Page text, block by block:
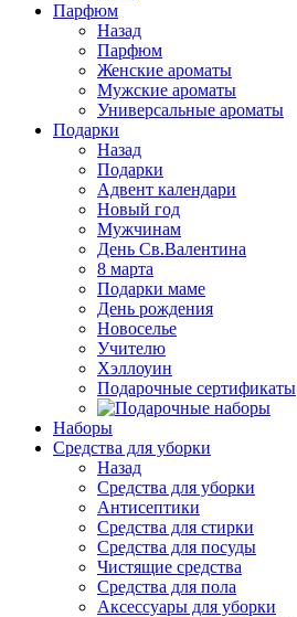
Парфюм
Назад
Парфюм
Женские ароматы
Мужские ароматы
Универсальные ароматы
Подарки
Назад
Подарки
Адвент календари
Новый год
Мужчинам
День Св.Валентина
8 марта
Подарки маме
День рождения
Новоселье
Учителю
Хэллоуин
Подарочные сертификаты
Наборы
Средства для уборки
Назад
Средства для уборки
Антисептики
Средства для стирки
Средства для посуды
Чистящие средства
Средства для пола
Аксессуары для уборки